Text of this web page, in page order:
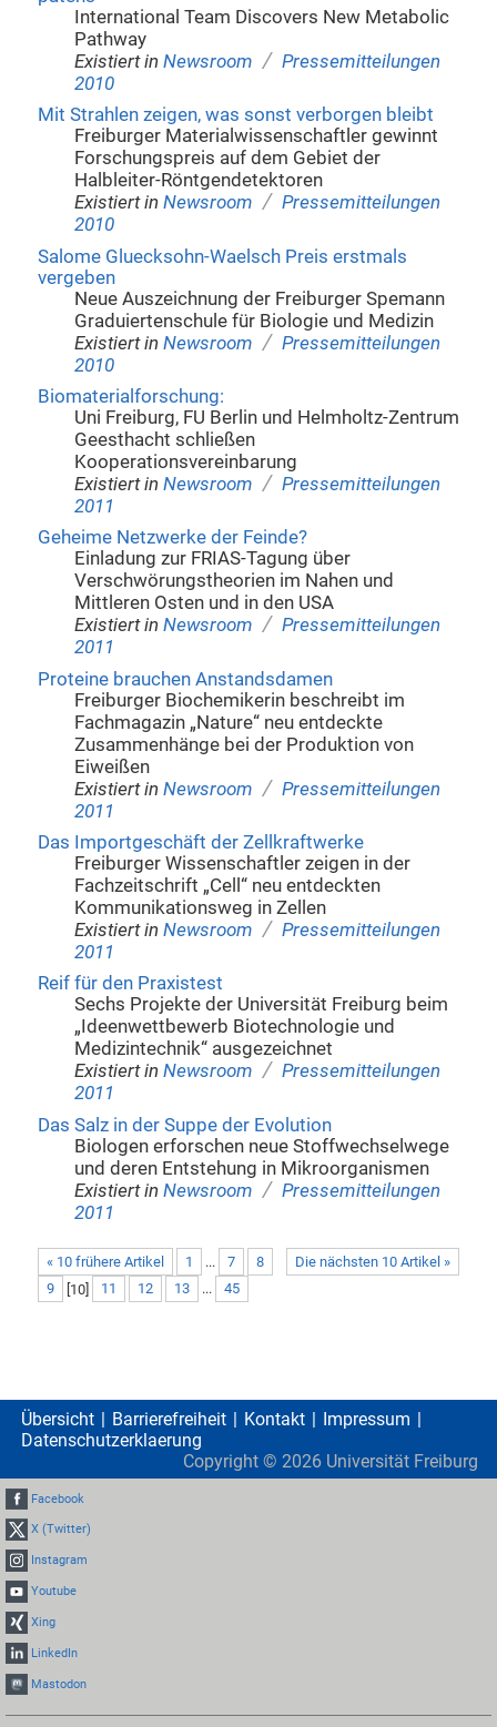
International Team Discovers New Metabolic
Pathway
Existiert in Newsroom / Pressemitteilungen
2010
Mit Strahlen zeigen, was sonst verborgen bleibt
Freiburger Materialwissenschaftler gewinnt
Forschungspreis auf dem Gebiet der
Halbleiter-Röntgendetektoren
Existiert in Newsroom / Pressemitteilungen
2010
Salome Gluecksohn-Waelsch Preis erstmals
vergeben
Neue Auszeichnung der Freiburger Spemann
Graduiertenschule für Biologie und Medizin
Existiert in Newsroom / Pressemitteilungen
2010
Biomaterialforschung:
Uni Freiburg, FU Berlin und Helmholtz-Zentrum
Geesthacht schließen
Kooperationsvereinbarung
Existiert in Newsroom / Pressemitteilungen
2011
Geheime Netzwerke der Feinde?
Einladung zur FRIAS-Tagung über
Verschwörungstheorien im Nahen und
Mittleren Osten und in den USA
Existiert in Newsroom / Pressemitteilungen
2011
Proteine brauchen Anstandsdamen
Freiburger Biochemikerin beschreibt im
Fachmagazin „Nature“ neu entdeckte
Zusammenhänge bei der Produktion von
Eiweißen
Existiert in Newsroom / Pressemitteilungen
2011
Das Importgeschäft der Zellkraftwerke
Freiburger Wissenschaftler zeigen in der
Fachzeitschrift „Cell“ neu entdeckten
Kommunikationsweg in Zellen
Existiert in Newsroom / Pressemitteilungen
2011
Reif für den Praxistest
Sechs Projekte der Universität Freiburg beim
„Ideenwettbewerb Biotechnologie und
Medizintechnik“ ausgezeichnet
Existiert in Newsroom / Pressemitteilungen
2011
Das Salz in der Suppe der Evolution
Biologen erforschen neue Stoffwechselwege
und deren Entstehung in Mikroorganismen
Existiert in Newsroom / Pressemitteilungen
2011
« 10 frühere Artikel Die nächsten 10 Artikel »
1 ... 7
8
9
[10] 11 12 13 ... 45
Übersicht Barrierefreiheit Kontakt
Impressum
Datenschutzerklaerung
Copyright © 2026 Universität Freiburg
Facebook
X (Twitter)
Instagram
Youtube
Xing
LinkedIn
Mastodon